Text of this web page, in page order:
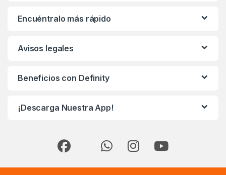
Encuéntralo más rápido
Avisos legales
Beneficios con Definity
¡Descarga Nuestra App!